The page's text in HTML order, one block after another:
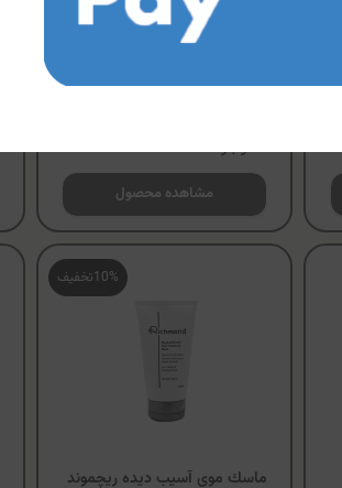
ناموجود
مشاهده محصول
10%تخفیف
ماسك موی آسیب دیده ريچموند